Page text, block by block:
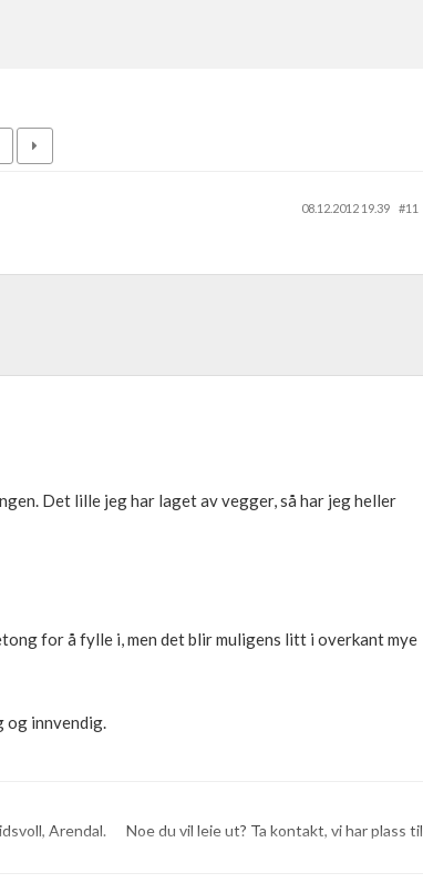
08.12.2012 19.39
#11
Det lille jeg har laget av vegger, så har jeg heller
for å fylle i, men det blir muligens litt i overkant mye
og innvendig.
Arendal. Noe du vil leie ut? Ta kontakt, vi har plass til